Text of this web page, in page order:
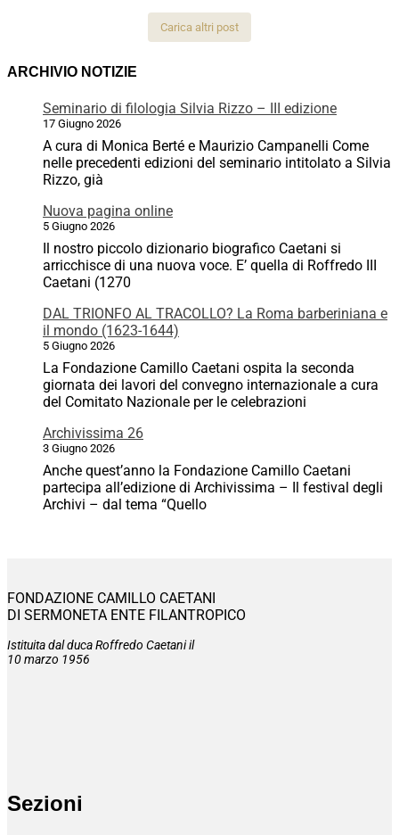
Carica altri post
ARCHIVIO NOTIZIE
Seminario di filologia Silvia Rizzo – III edizione
17 Giugno 2026
A cura di Monica Berté e Maurizio Campanelli Come
nelle precedenti edizioni del seminario intitolato a Silvia
Rizzo, già
Nuova pagina online
5 Giugno 2026
Il nostro piccolo dizionario biografico Caetani si
arricchisce di una nuova voce. E’ quella di Roffredo III
Caetani (1270
DAL TRIONFO AL TRACOLLO? La Roma barberiniana e
il mondo (1623-1644)
5 Giugno 2026
La Fondazione Camillo Caetani ospita la seconda
giornata dei lavori del convegno internazionale a cura
del Comitato Nazionale per le celebrazioni
Archivissima 26
3 Giugno 2026
Anche quest’anno la Fondazione Camillo Caetani
partecipa all’edizione di Archivissima – Il festival degli
Archivi – dal tema “Quello
FONDAZIONE CAMILLO CAETANI
DI SERMONETA ENTE FILANTROPICO
Istituita dal duca Roffredo Caetani il
10 marzo 1956
Sezioni